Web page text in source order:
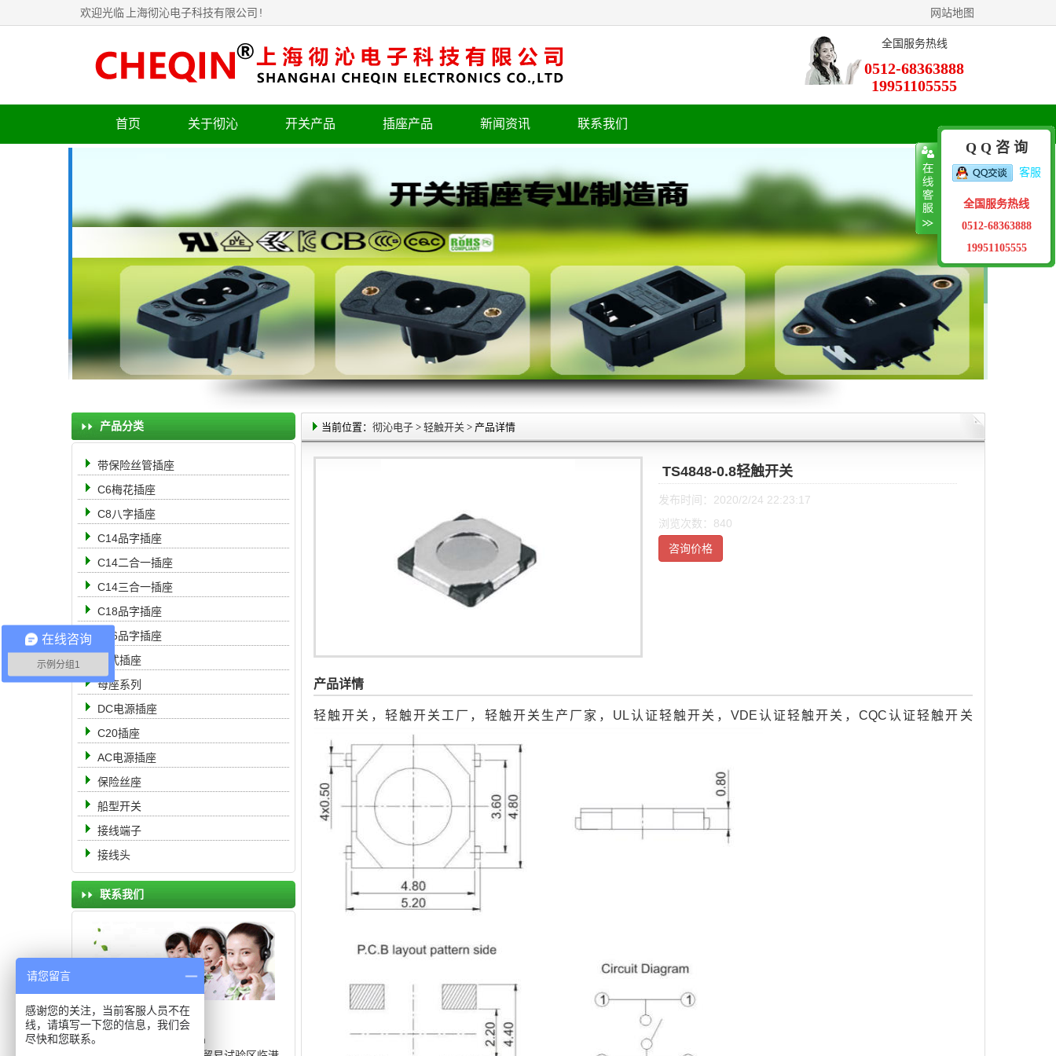
欢迎光临 上海彻沁电子科技有限公司 ! 网站地图
全国服务热线
0512-68363888
19951105555
首页 关于彻沁 开关产品 插座产品 新闻资讯 联系我们
产品分类
带保险丝管插座
C6梅花插座
C8八字插座
C14品字插座
C14二合一插座
C14三合一插座
C18品字插座
C16品字插座
中式插座
母座系列
DC电源插座
C20插座
AC电源插座
保险丝座
船型开关
接线端子
接线头
联系我们
电 话： 19951105555
传 真：0512-68363888
邮 箱：8311566@qq.com
当前位置： 彻沁电子 > 轻触开关 > 产品详情
TS4848-0.8轻触开关
发布时间：2020/2/24 22:23:17
浏览次数：840
咨询价格
产品详情
轻触开关，轻触开关工厂，轻触开关生产厂家，UL认证轻触开关，VDE认证轻触开关，CQC认证轻触开关
Q Q 咨 询
客服
全国服务热线
0512-68363888
19951105555
在线咨询
示例分组1
请您留言
感谢您的关注，当前客服人员不在
线，请填写一下您的信息，我们会
尽快和您联系。